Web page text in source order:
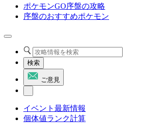
ポケモンGO序盤の攻略
序盤のおすすめポケモン
検索
ご意見
イベント最新情報
個体値ランク計算